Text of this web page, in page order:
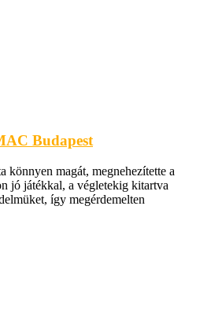
Budapest
könnyen magát, megnehezítette a
jó játékkal, a végletekig kitartva
így megérdemelten